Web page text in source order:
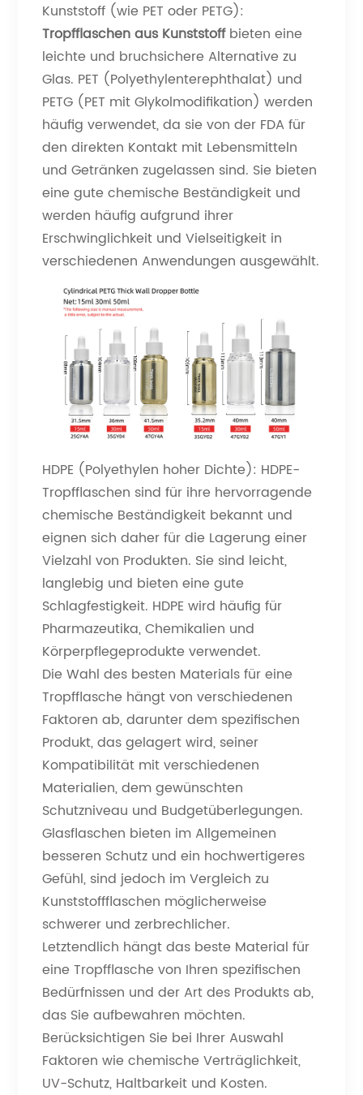
Kunststoff (wie PET oder PETG):
Tropfflaschen aus Kunststoffbieten eine
leichte und bruchsichere Alternative zu
Glas. PET (Polyethylenterephthalat) und
PETG (PET mit Glykolmodifikation) werden
häufig verwendet, da sie von der FDA für
den direkten Kontakt mit Lebensmitteln
und Getränken zugelassen sind. Sie bieten
eine gute chemische Beständigkeit und
werden häufig aufgrund ihrer
Erschwinglichkeit und Vielseitigkeit in
verschiedenen Anwendungen ausgewählt.
HDPE (Polyethylen hoher Dichte): HDPE-
Tropfflaschen sind für ihre hervorragende
chemische Beständigkeit bekannt und
eignen sich daher für die Lagerung einer
Vielzahl von Produkten. Sie sind leicht,
langlebig und bieten eine gute
Schlagfestigkeit. HDPE wird häufig für
Pharmazeutika, Chemikalien und
Körperpflegeprodukte verwendet.
Die Wahl des besten Materials für eine
Tropfflasche hängt von verschiedenen
Faktoren ab, darunter dem spezifischen
Produkt, das gelagert wird, seiner
Kompatibilität mit verschiedenen
Materialien, dem gewünschten
Schutzniveau und Budgetüberlegungen.
Glasflaschen bieten im Allgemeinen
besseren Schutz und ein hochwertigeres
Gefühl, sind jedoch im Vergleich zu
Kunststoffflaschen möglicherweise
schwerer und zerbrechlicher.
Letztendlich hängt das beste Material für
eine Tropfflasche von Ihren spezifischen
Bedürfnissen und der Art des Produkts ab,
das Sie aufbewahren möchten.
Berücksichtigen Sie bei Ihrer Auswahl
Faktoren wie chemische Verträglichkeit,
UV-Schutz, Haltbarkeit und Kosten.